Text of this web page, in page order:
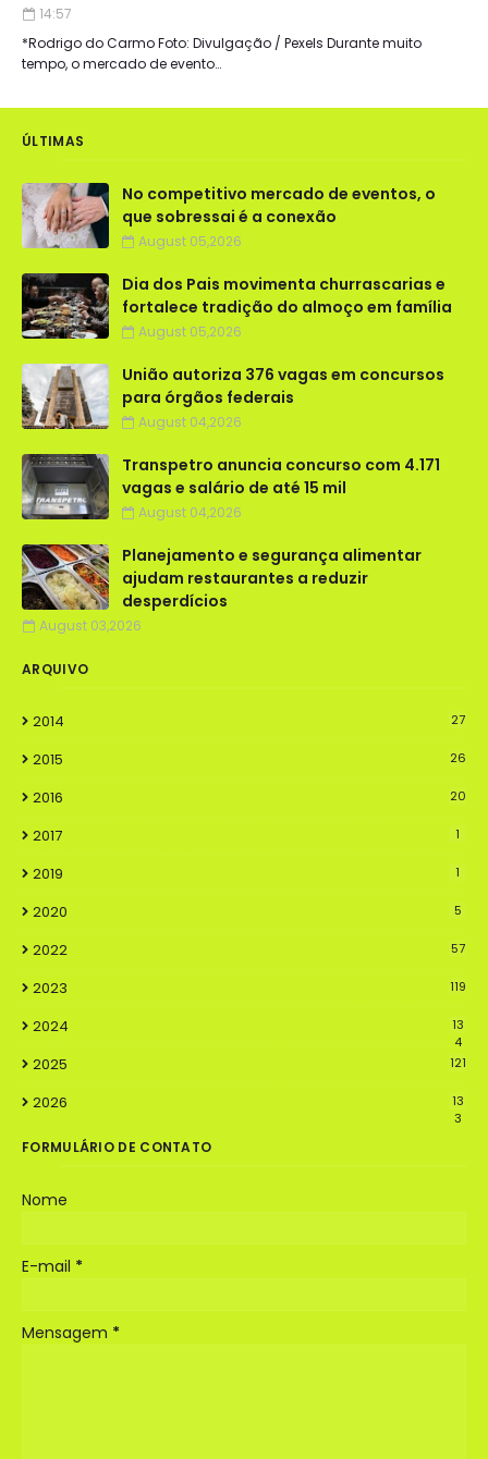
14:57
*Rodrigo do Carmo Foto: Divulgação / Pexels Durante muito
tempo, o mercado de evento…
ÚLTIMAS
No competitivo mercado de eventos, o
que sobressai é a conexão
August 05,2026
Dia dos Pais movimenta churrascarias e
fortalece tradição do almoço em família
August 05,2026
União autoriza 376 vagas em concursos
para órgãos federais
August 04,2026
Transpetro anuncia concurso com 4.171
vagas e salário de até 15 mil
August 04,2026
Planejamento e segurança alimentar
ajudam restaurantes a reduzir
desperdícios
August 03,2026
ARQUIVO
2014 27
2015 26
2016 20
2017 1
2019 1
2020 5
2022 57
2023 119
2024
13
4
2025 121
2026
13
3
FORMULÁRIO DE CONTATO
Nome
E-mail *
Mensagem *